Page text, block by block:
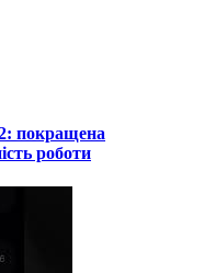
покращена
роботи